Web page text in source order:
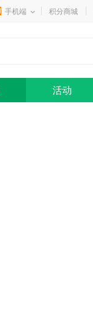
手机端 积分商城
活动